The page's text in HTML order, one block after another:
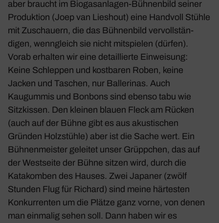
aber braucht im Biogas­an­lagen-Bühnen­bild seiner
Produk­tion (Joep van Lies­hout) eine Hand­voll Stühle
mit Zuschauern, die das Bühnen­bild vervoll­stän­
digen, wenn­gleich sie nicht mitspielen (dürfen).
Vorab erhalten wir eine detail­lierte Einwei­sung:
Keine Schleppen und kost­baren Roben, keine
Jacken und Taschen, nur Balle­rinas. Auch
Kaugummis und Bonbons sind ebenso tabu wie
Sitz­kissen. Den kleinen blauen Fleck am Rücken
(auch auf der Bühne gibt es aus akus­ti­schen
Gründen Holz­stühle) aber ist die Sache wert. Ein
Bühnen­meister geleitet unser Grüpp­chen, das auf
der West­seite der Bühne sitzen wird, durch die
Kata­komben des Hauses. Zwei Japaner (zwölf
Stunden Flug für Richard) sind meine härtesten
Konkur­renten um die Plätze ganz vorne, von denen
man einmalig sehen soll. Dann haben wir es